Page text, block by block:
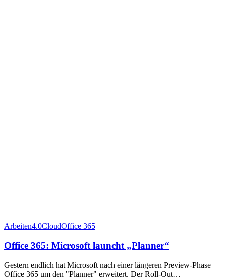
Arbeiten4.0CloudOffice 365
Office 365: Microsoft launcht „Planner“
Gestern endlich hat Microsoft nach einer längeren Preview-Phase
Office 365 um den "Planner" erweitert. Der Roll-Out…